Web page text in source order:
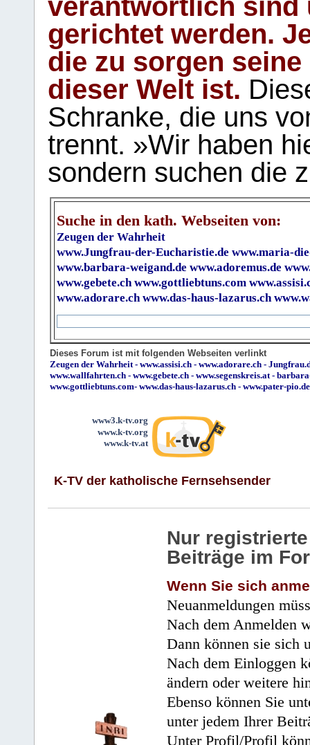
verantwortlich sind
gerichtet werden.
die zu sorgen
dieser Welt ist.
Schranke, die uns
trennt. »Wir haben
sondern suchen die
Suche in den kath. Webseiten von:
Zeugen der Wahrheit
www.Jungfrau-der-Eucharistie.de www.maria-
www.barbara-weigand.de www.adoremus.de
www.gebete.ch www.gottliebtuns.com
www.adorare.ch www.das-haus-lazarus.ch
Dieses Forum ist mit folgenden Webseiten verlinkt
Zeugen der Wahrheit - www.assisi.ch - www.adorare.ch -
www.wallfahrten.ch - www.gebete.ch - www.segenskreis.at -
www.gottliebtuns.com- www.das-haus-lazarus.ch - www.pater-pio.de
www3.k-tv.org
www.k-tv.org
www.k-tv.at
K-TV der katholische Fernsehsender
Nur
Beiträge im
Wenn Sie sich
Neuanmeldungen
Nach dem Anmelden
Dann können sie sich
Nach dem Einloggen
ändern oder weitere
Ebenso können Sie
unter jedem Ihrer
Unter Profil/Profil